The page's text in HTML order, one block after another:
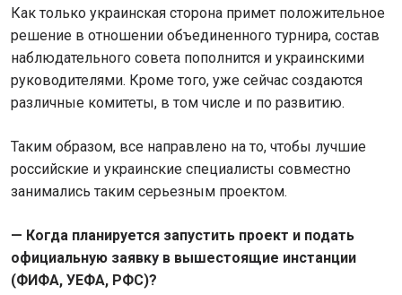
Как только украинская сторона примет положительное
решение в отношении объединенного турнира, состав
наблюдательного совета пополнится и украинскими
руководителями. Кроме того, уже сейчас создаются
различные комитеты, в том числе и по развитию.
Таким образом, все направлено на то, чтобы лучшие
российские и украинские специалисты совместно
занимались таким серьезным проектом.
— Когда планируется запустить проект и подать
официальную заявку в вышестоящие инстанции
(ФИФА, УЕФА, РФС)?